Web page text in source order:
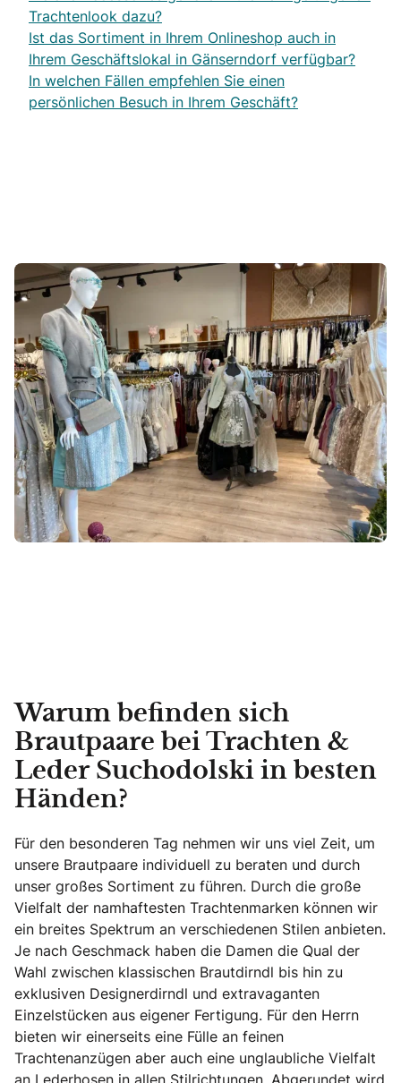
Trachtenlook dazu?
Ist das Sortiment in Ihrem Onlineshop auch in
Ihrem Geschäftslokal in Gänserndorf verfügbar?
In welchen Fällen empfehlen Sie einen
persönlichen Besuch in Ihrem Geschäft?
Warum befinden sich
Brautpaare bei Trachten &
Leder Suchodolski in besten
Händen?
Für den besonderen Tag nehmen wir uns viel Zeit, um
unsere Brautpaare individuell zu beraten und durch
unser großes Sortiment zu führen. Durch die große
Vielfalt der namhaftesten Trachtenmarken können wir
ein breites Spektrum an verschiedenen Stilen anbieten.
Je nach Geschmack haben die Damen die Qual der
Wahl zwischen klassischen Brautdirndl bis hin zu
exklusiven Designerdirndl und extravaganten
Einzelstücken aus eigener Fertigung. Für den Herrn
bieten wir einerseits eine Fülle an feinen
Trachtenanzügen aber auch eine unglaubliche Vielfalt